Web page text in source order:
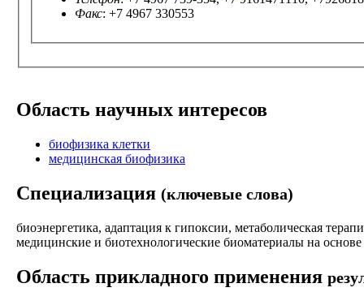
Факс: +7 4967 330553
Область научных интересов
биофизика клетки
медицинская биофизика
Специализация (ключевые слова)
биоэнергетика, адаптация к гипоксии, метаболическая
медицинские и биотехнологические биоматериалы на
Область прикладного применения